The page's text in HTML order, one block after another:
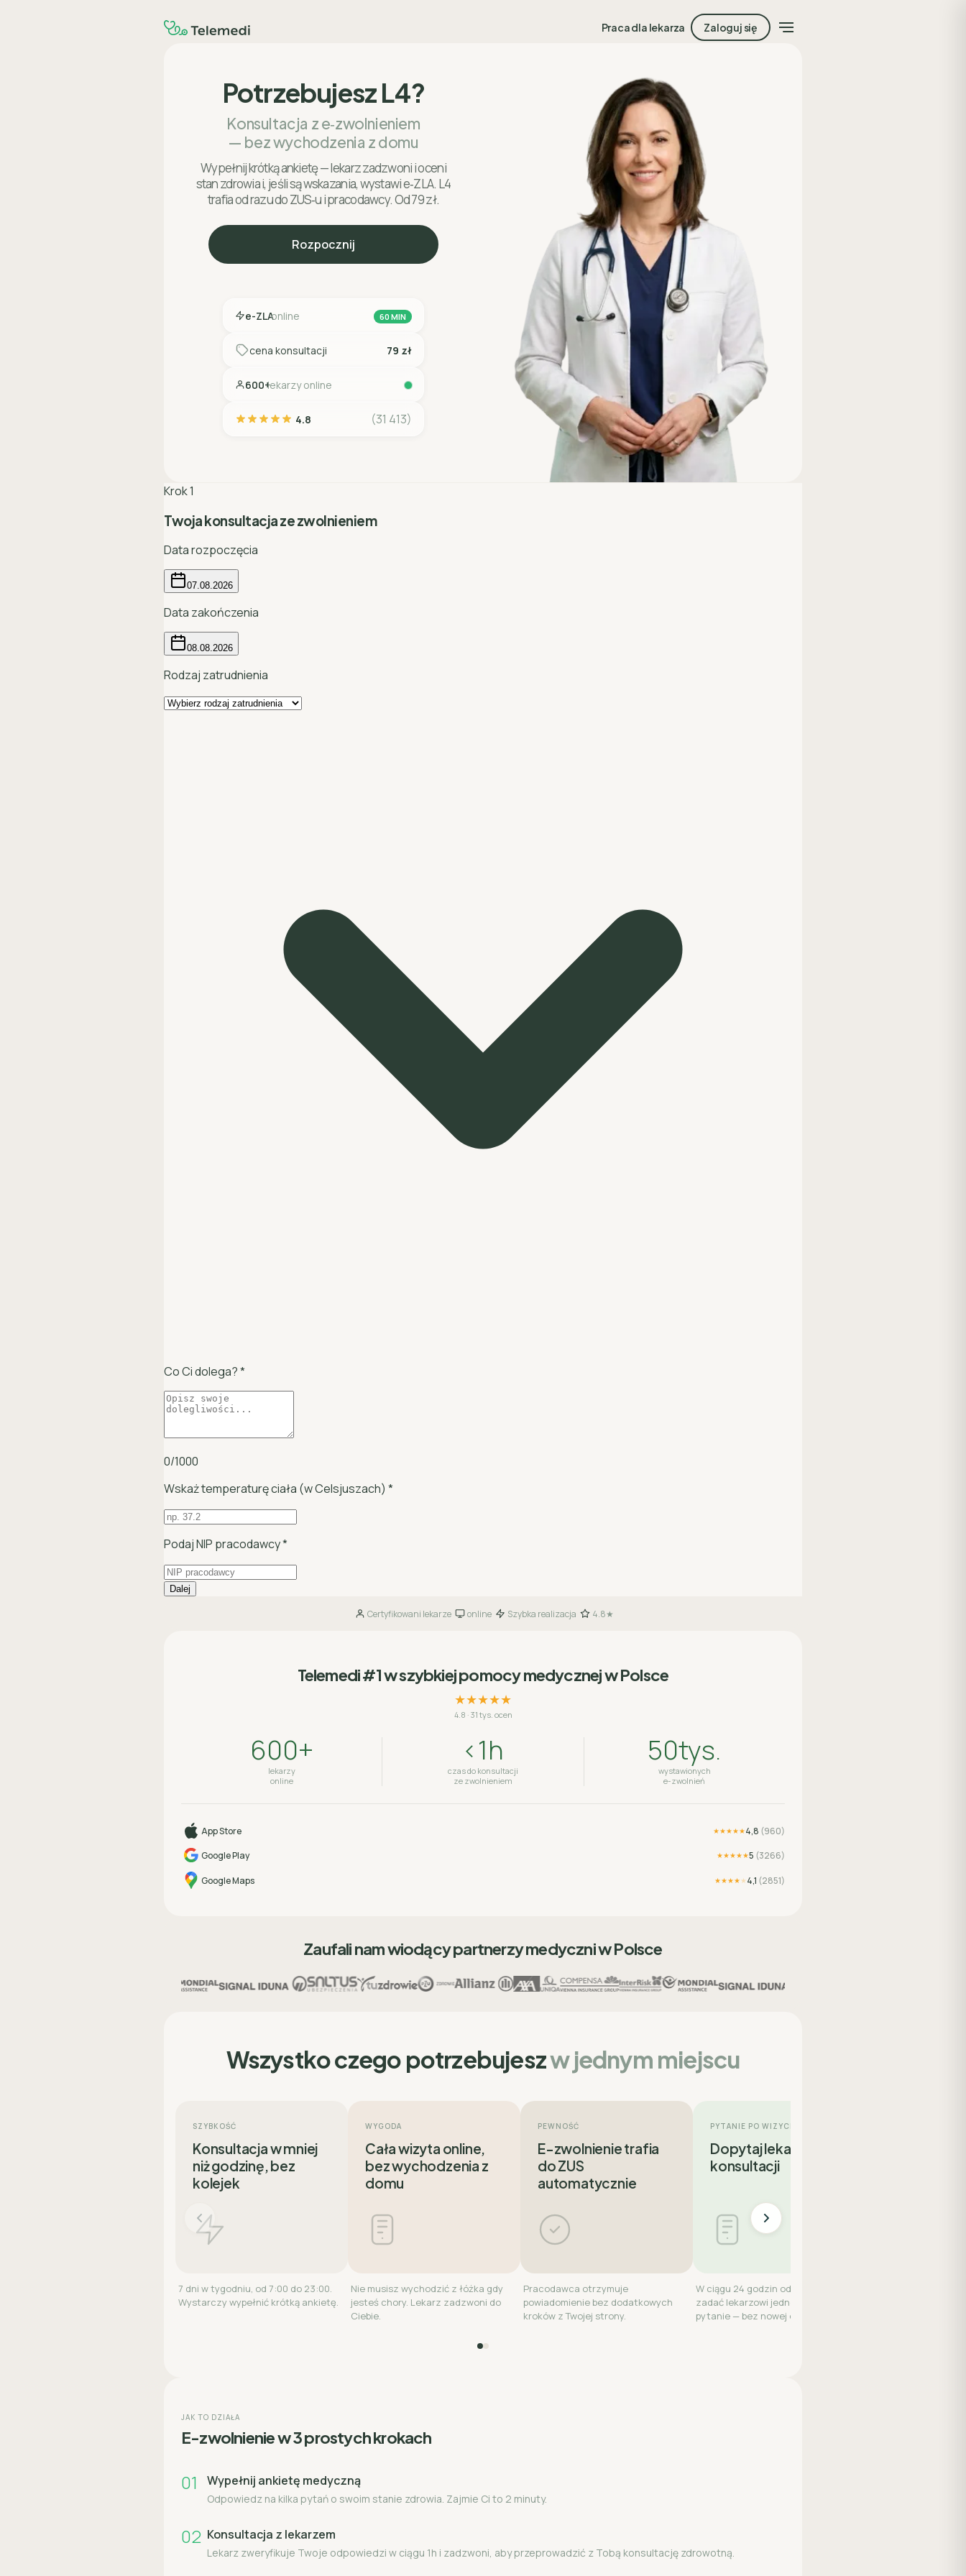
Praca dla lekarza Zaloguj się
Potrzebujesz L4?
Konsultacja z e‑zwolnieniem
— bez wychodzenia z domu
Wypełnij krótką ankietę — lekarz zadzwoni i oceni
stan zdrowia i, jeśli są wskazania, wystawi e‑ZLA. L4
trafia od razu do ZUS‑u i pracodawcy. Od 79 zł.
Rozpocznij
e-ZLAonline 60 MIN
cena konsultacji 79 zł
600+lekarzy online
4.8 (31 413)
Certyfikowani lekarze· online· Szybka realizacja 4.8★
Telemedi #1 w szybkiej pomocy medycznej w Polsce
★★★★★
4.8 · 31 tys. ocen
600+
lekarzy
online
<1h
czas do konsultacji
ze zwolnieniem
50tys.
wystawionych
e-zwolnień
App Store ★★★★★4,8 (960)
Google Play
★★★★★5 (3266)
Google Maps ★★★★★4,1 (2851)
Zaufali nam wiodący partnerzy medyczni w Polsce
Wszystko czego potrzebujeszw jednym miejscu
SZYBKOŚĆ
Konsultacja w mniej
niż godzinę, bez
kolejek
7 dni w tygodniu, od 7:00 do 23:00.
Wystarczy wypełnić krótką ankietę.
WYGODA
Cała wizyta online,
bez wychodzenia z
domu
Nie musisz wychodzić z łóżka gdy
jesteś chory. Lekarz zadzwoni do
Ciebie.
PEWNOŚĆ
E-zwolnienie trafia
do ZUS
automatycznie
Pracodawca otrzymuje
powiadomienie bez dodatkowych
kroków z Twojej strony.
PYTANIE PO WIZYCIE
Dopytaj lekarza po
konsultacji
W ciągu 24 godzin od wizyty możesz
zadać lekarzowi jedno dodatkowe
pytanie — bez nowej opłaty.
JAK TO DZIAŁA
E-zwolnienie w 3 prostych krokach
01 Wypełnij ankietę medyczną
Odpowiedz na kilka pytań o swoim stanie zdrowia. Zajmie Ci to 2 minuty.
02 Konsultacja z lekarzem
Lekarz zweryfikuje Twoje odpowiedzi w ciągu 1h i zadzwoni, aby przeprowadzić z Tobą konsultację zdrowotną.